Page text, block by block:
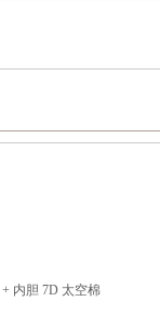
内胆 7D 太空棉